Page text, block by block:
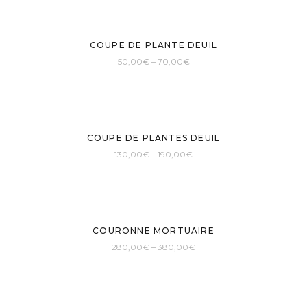
COUPE DE PLANTE DEUIL
50,00€ – 70,00€
COUPE DE PLANTES DEUIL
130,00€ – 190,00€
COURONNE MORTUAIRE
280,00€ – 380,00€